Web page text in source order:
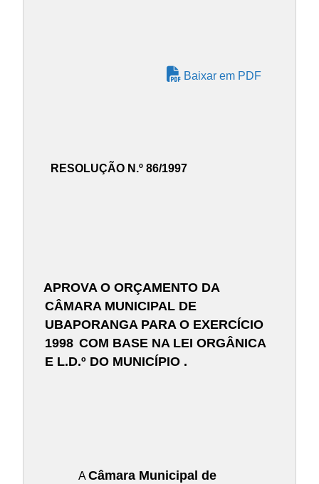
Baixar em PDF
RESOLUÇÃO N.º 86/1997
APROVA O ORÇAMENTO DA
CÂMARA MUNICIPAL DE
UBAPORANGA PARA O EXERCÍCIO
1998 COM BASE NA LEI ORGÂNICA
E L.D.º DO MUNICÍPIO .
ACâmara Municipal de